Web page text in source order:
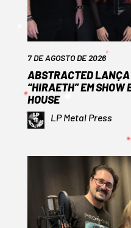
7 DE AGOSTO DE 2026
ABSTRACTED
“HIRAETH” EM
HOUSE
LP Metal Press